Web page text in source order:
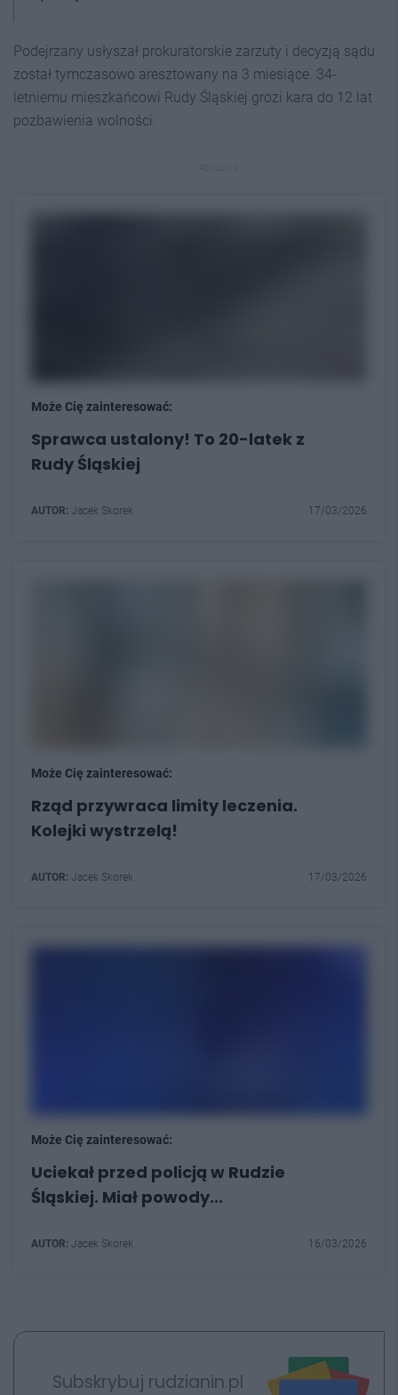
Podejrzany usłyszał prokuratorskie zarzuty i decyzją sądu
został tymczasowo aresztowany na 3 miesiące. 34-
letniemu mieszkańcowi Rudy Śląskiej grozi kara do 12 lat
pozbawienia wolności.
Może Cię zainteresować:
Sprawca ustalony! To 20-latek z
Rudy Śląskiej
AUTOR: Jacek Skorek 17/03/2026
Może Cię zainteresować:
Rząd przywraca limity leczenia.
Kolejki wystrzelą!
AUTOR: Jacek Skorek 17/03/2026
Może Cię zainteresować:
Uciekał przed policją w Rudzie
Śląskiej. Miał powody...
AUTOR: Jacek Skorek 16/03/2026
Subskrybuj rudzianin.pl